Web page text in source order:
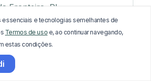
Fronteira, PI
Piauí, PI
PI
Piauí, PI
e tecnologias semelhantes de
Termos de uso e, ao continuar navegando,
estas condições.